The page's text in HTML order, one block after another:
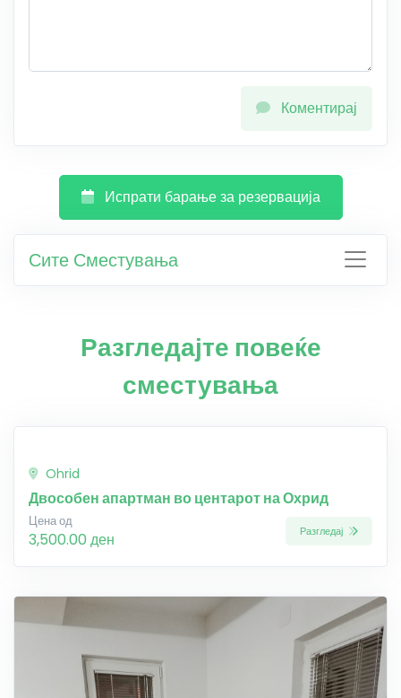
Коментирај
Испрати барање за резервација
Сите Сместувања
Разгледајте повеќе
сместувања
Ohrid
Двособен апартман во центарот на Охрид
Цена од
3,500.00 ден Разгледај